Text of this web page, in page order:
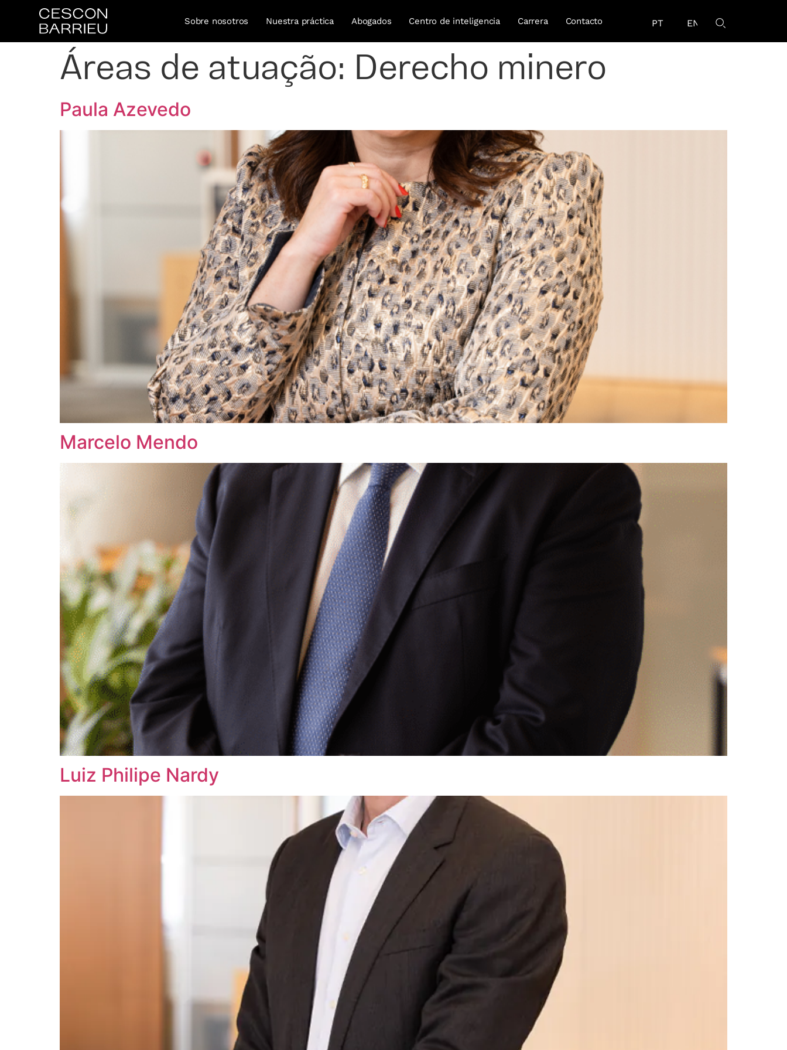
Sobre nosotros Nuestra práctica Abogados Centro de inteligencia Carrera Contacto PT EN
Áreas de atuação: Derecho minero
Paula Azevedo
Marcelo Mendo
Luiz Philipe Nardy